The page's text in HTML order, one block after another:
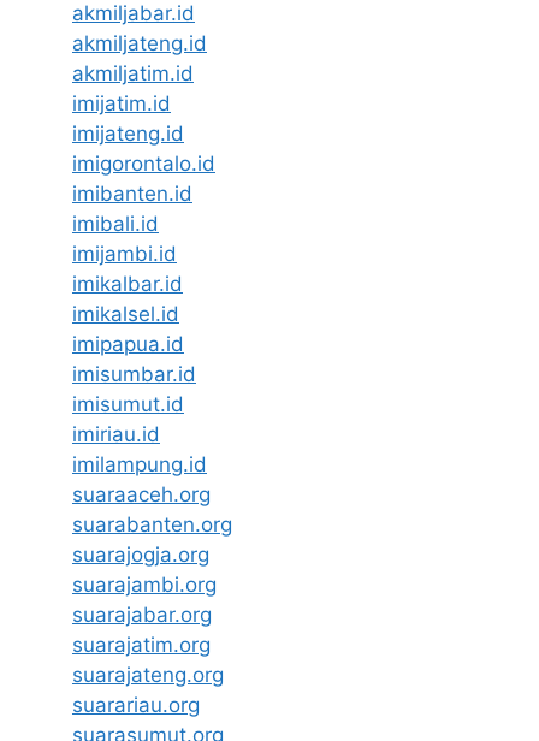
akmiljabar.id
akmiljateng.id
akmiljatim.id
imijatim.id
imijateng.id
imigorontalo.id
imibanten.id
imibali.id
imijambi.id
imikalbar.id
imikalsel.id
imipapua.id
imisumbar.id
imisumut.id
imiriau.id
imilampung.id
suaraaceh.org
suarabanten.org
suarajogja.org
suarajambi.org
suarajabar.org
suarajatim.org
suarajateng.org
suarariau.org
suarasumut.org